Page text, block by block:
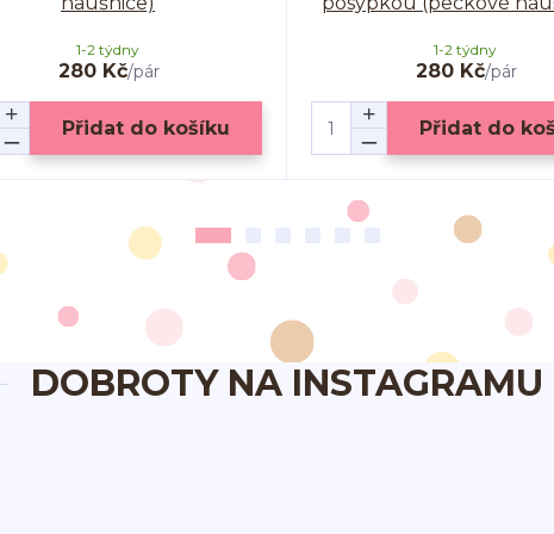
280 Kč/pár
1-2 týdny
Přidat do košíku
280 Kč/pár
1-2 týdny
Přidat do
DOBROTY NA INSTAGRAMU